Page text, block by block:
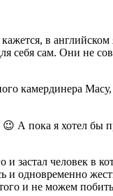
в английском
себя сам. Они не
камердинера Масу,
😉 А пока я хотел бы
человек в
одновременно
и не можем